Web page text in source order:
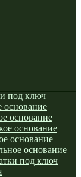
под ключ
основание
основание
основание
основание
основание
под ключ